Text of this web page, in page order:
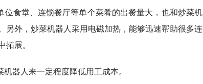
位食堂、连锁餐厅等单个菜肴的出餐量大，也和炒菜机
另外，炒菜机器人采用电磁加热，能够迅速帮助很多连
展。
器人来一定程度降低用工成本。